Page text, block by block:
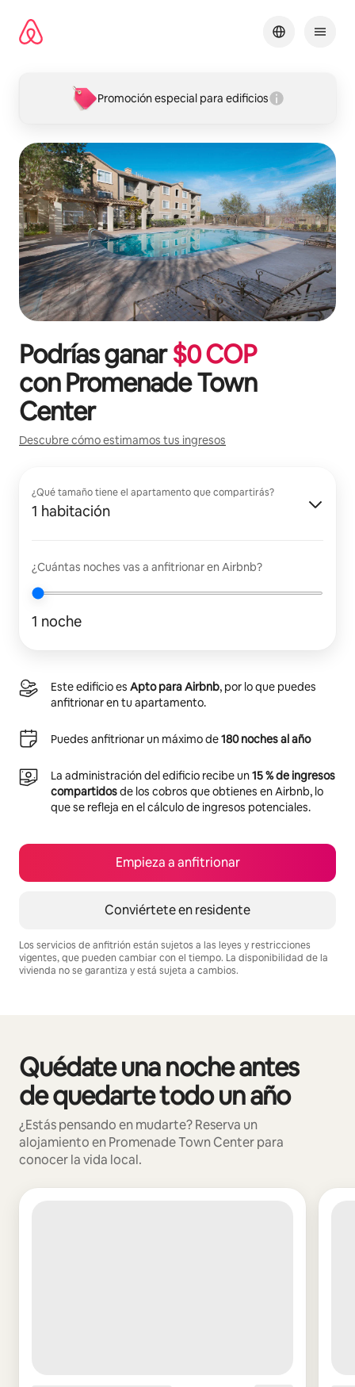
contenido
Promoción especial para edificios
Podrías ganar$0COP
conPromenade Town
Center
Descubre cómo estimamos tus ingresos
¿Qué tamaño tiene el apartamento que compartirás?
1 habitación
¿Cuántas noches vas a anfitrionar en Airbnb?
1 noche
Este edificio es Apto para Airbnb, por lo que puedes
anfitrionar en tu apartamento.
Puedes anfitrionar un máximo de180 noches al año
La administración del edificio recibe un15 % de ingresos
compartidosde los cobros que obtienes en Airbnb, lo
que se refleja en el cálculo de ingresos potenciales.
Empieza a anfitrionar
Conviértete en residente
Los servicios de anfitrión están sujetos a las leyes y restricciones
vigentes, que pueden cambiar con el tiempo. La disponibilidad de la
vivienda no se garantiza y está sujeta a cambios.
Quédate una noche antes
de quedarte todo un año
¿Estás pensando en mudarte? Reserva un
alojamiento en Promenade Town Center para
conocer la vida local.
Se muestran0 de 0 elementos